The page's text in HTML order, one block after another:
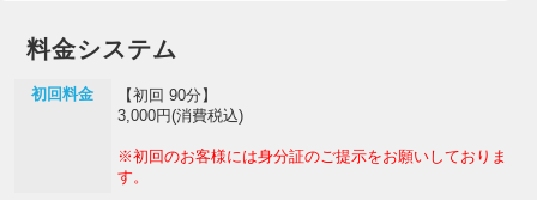
料金システム
初回料金
【初回 90分】
3,000円(消費税込)
※初回のお客様には身分証のご提示をお願いしておりま
す。